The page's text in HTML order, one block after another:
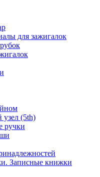
для зажигалок
(5th)
ручки
Записные книжки